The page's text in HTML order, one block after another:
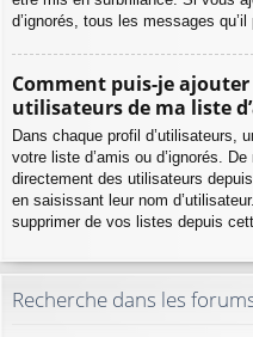
d’ignorés, tous les messages
Comment puis-je
utilisateurs de ma liste
Dans chaque profil d’utilisateurs,
votre liste d’amis ou d’ignorés.
directement des utilisateurs
en saisissant leur nom
supprimer de vos listes depuis
Recherche dans les